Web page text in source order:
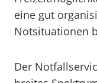
eine gut
Notsituationen
Der